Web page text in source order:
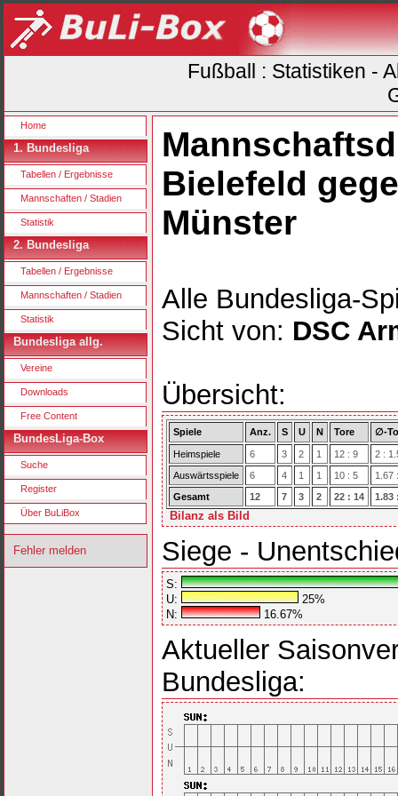
Fußball : Statistiken -
Home
1. Bundesliga
Tabellen / Ergebnisse
Mannschaften / Stadien
Statistik
2. Bundesliga
Tabellen / Ergebnisse
Mannschaften / Stadien
Statistik
Bundesliga allg.
Vereine
Downloads
Free Content
BundesLiga-Box
Suche
Register
Über BuLiBox
Fehler melden
Bielefeld
Münster
Alle Bundesliga-
Sicht von: DSC
Übersicht:
Spiele Anz. S U N Tore ∅-
Heimspiele 6 3 2 1 12 : 9
2 :
Auswärtsspiele
6 4 1 1 10 : 5
1.67
Gesamt
12 7 3 2 22 : 14 1.83
Bilanz als Bild
Siege -
S:
U:
25%
N:
16.67%
Aktueller
Bundesliga: